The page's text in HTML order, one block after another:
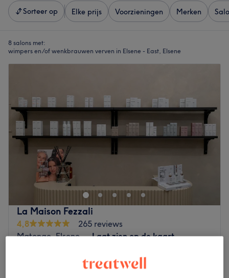
Sorteer op Elke prijs Voorzieningen Merken
8 salons met:
wimpers en/of wenkbrauwen verven in Elsene - East, Elsene
La Maison Fezzali
4,8
265 reviews
Matonge, Elsene
Laat zien op de kaart